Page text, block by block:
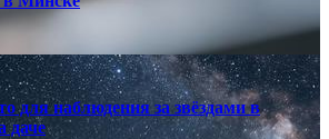
для наблюдения за звёздами в
даче